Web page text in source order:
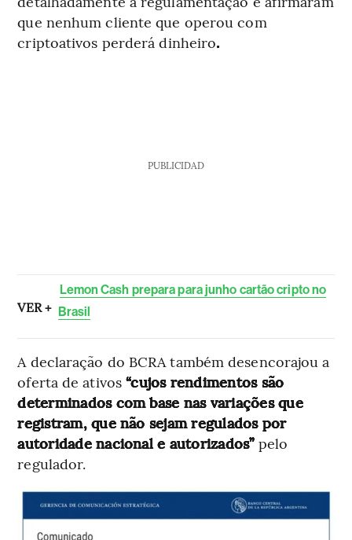
que nenhum cliente que operou com
criptoativos perderá dinheiro.
PUBLICIDAD
VER +
Lemon Cash prepara para junho cartão cripto no
Brasil
A declaração do BCRA também desencorajou a
oferta de ativos“cujos rendimentos são
determinados com base nas variações que
registram, que não sejam regulados por
autoridade nacional e autorizados”pelo
regulador.